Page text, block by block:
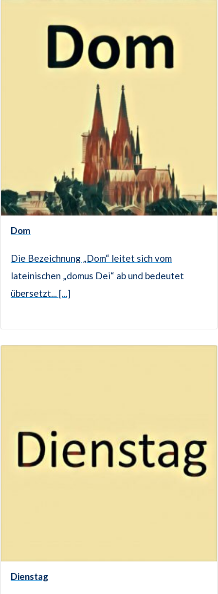
Dom
Die Bezeichnung „Dom“ leitet sich vom
lateinischen „domus Dei“ ab und bedeutet
übersetzt... [...]
Dienstag